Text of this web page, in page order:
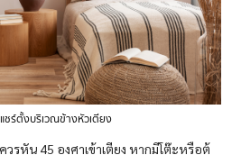
ชร์ตั้งบริเวณข้างหัวเตียง
วรหัน 45 องศาเข้าเตียง หากมีโต๊ะหรือตู้